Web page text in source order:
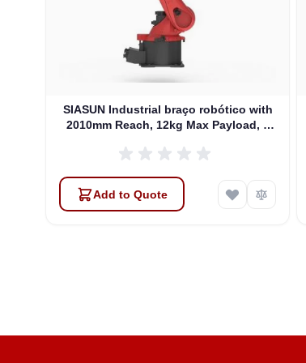
SIASUN Industrial braço robótico with
2010mm Reach, 12kg Max Payload, 6
Add to Quote